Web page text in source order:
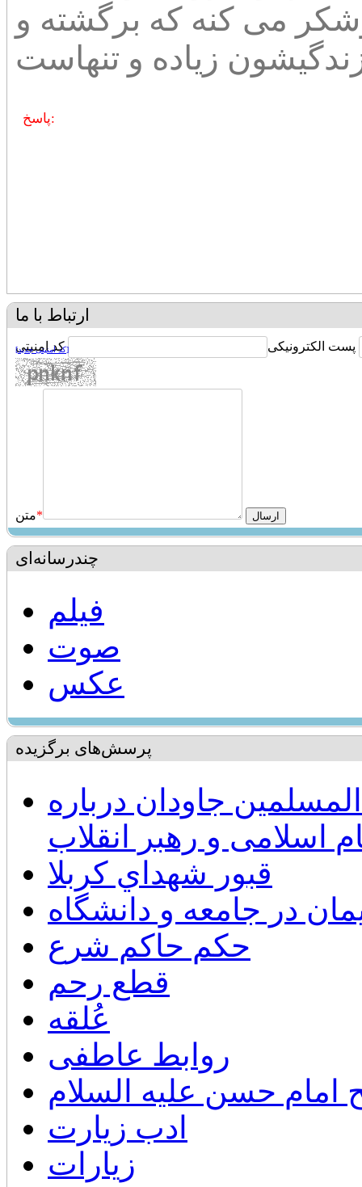
می کنه که برگشته و
زیاده و تنهاست
پاسخ:
ارتباط با ما
پست الکترونیکی کد امنیتی[کد امنیتی جدید]
متن*
چندرسانه‌ای
فیلم
صوت
عکس
پرسش‌های برگزیده
جاودان درباره
اسلامی و رهبر انقلاب
قبور شهداي كربلا
در جامعه و دانشگاه
حكم حاكم شرع
قطع رحم
عُلقه
روابط عاطفی
امام حسن عليه السلام
ادب زیارت
زیارات